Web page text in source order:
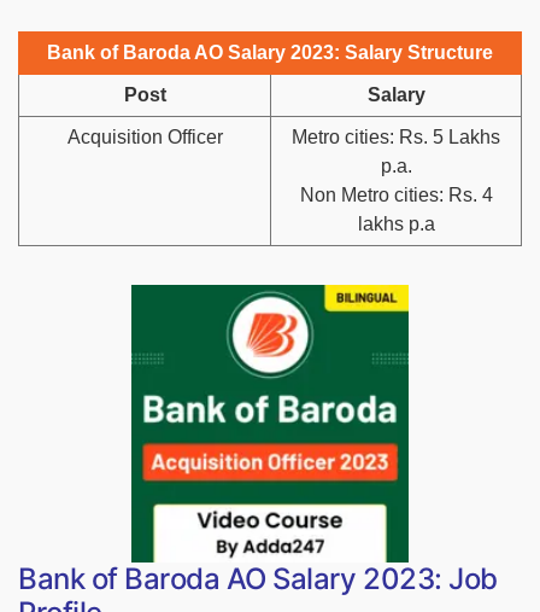
Bank of Baroda AO Salary 2023: Salary Structure
Post Salary
Acquisition Officer
Metro cities: Rs. 5 Lakhs
p.a.
Non Metro cities: Rs. 4
lakhs p.a
Bank of Baroda AO Salary 2023: Job